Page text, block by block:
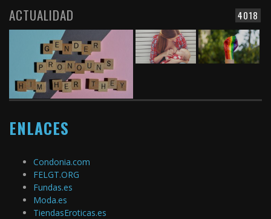
4018
ACTUALIDAD
ENLACES
Condonia.com
FELGT.ORG
Fundas.es
Moda.es
TiendasEroticas.es